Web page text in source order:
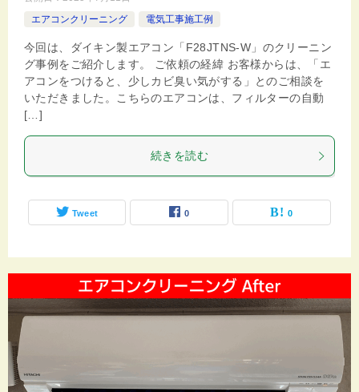
エアコンクリーニング
電気工事施工例
今回は、ダイキン製エアコン「F28JTNS-W」のクリーニン
グ事例をご紹介します。 ご依頼の経緯 お客様からは、「エ
アコンをつけると、少しカビ臭い気がする」とのご相談を
いただきました。こちらのエアコンは、フィルターの自動
[…]
続きを読む
Tweet 0 0